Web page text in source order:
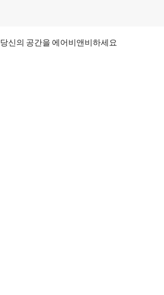
당신의 공간을 에어비앤비하세요